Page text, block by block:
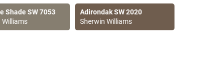
Shade SW 7053
Williams
Adirondak SW 2020
Sherwin Williams